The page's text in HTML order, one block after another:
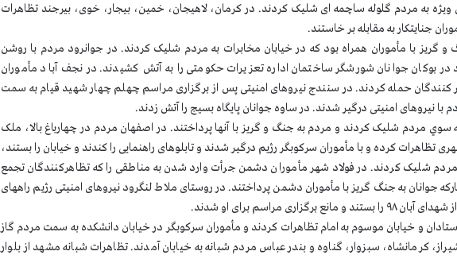
ویژه به مردم گلوله ساچمه ای شلیک کردند. در کرمان، لاهیجان، خمین، بیجار، خوی، بیرجند تظاهرات
جنایتکار به مقابله بر خاستند.
و گریز با مأموران همراه بود که در خیابان مخابرات به مردم شلیک کردند. در جوانرود مردم با روشن
در بوکان جوانان شورشگر ساختمان اداره تعزیرات حکومتی را به آتش کشیدند. در نجف آباد مأموران
کنندگان حمله کردند. در سنندج نیروهای امنیتی پس از برگزاری مراسم چهلم چهار شهيد قیام به سمت
با نیروهای امنیتی درگیر شدند. در ساوه جوانان پایگاه بسیج را آتش زدند.
به سوي مردم شلیک کردند و مردم به جنگ و گریز با آنها پرداختند. در اصفهان مردم در چهارباغ بالا، ملک
تظاهرات کرده و با مأموران سرکوبگر رژيم درگیر شدند و تابلوهای راهنمایی را کندند و خیابان را بستند،
مردم شلیک کردند. در فولاد شهر مأموران دشمن جرأت وارد شدن به مناطقی را که تظاهرکنندگان تجمع
جوانان به جنگ گریز با مأموران دشمن پرداختند. در روستای ملاط لنگرود نیروهای امنیتی رژیم راههای
برگزاری مراسم برای او شدند.
و خیابان موسوم به امام تظاهرات کردند و مأموران سرکوبگر در خیابان دانشکده به سمت مردم گاز
کرمانشاه، سبزوار، گناوه و بندر عباس مردم شبانه به خیابان آمدند. تظاهرات شبانه مشهد از بلوار